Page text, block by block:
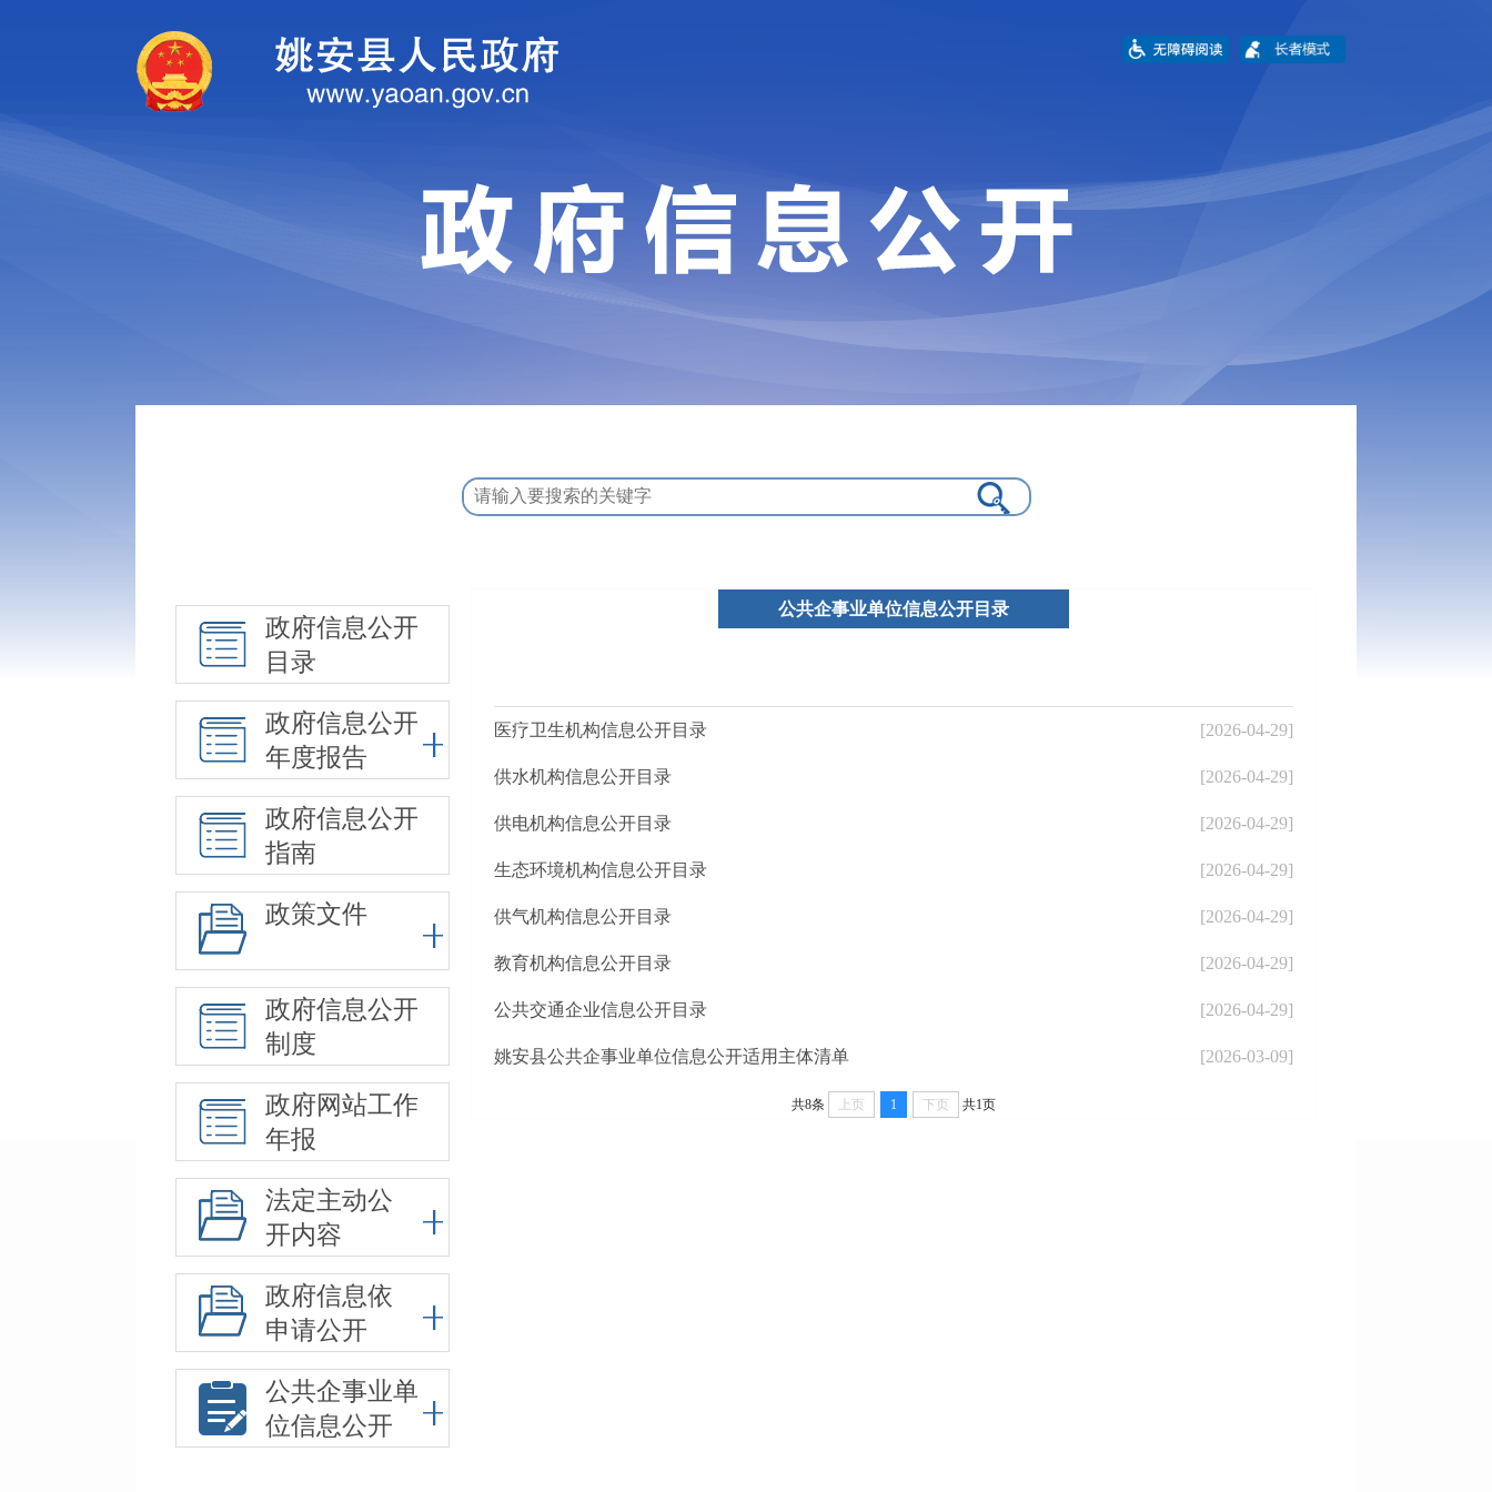
政府信息公开
目录
政府信息公开
年度报告
政府信息公开
指南
政策文件
政府信息公开
制度
政府网站工作
年报
法定主动公
开内容
政府信息依
申请公开
公共企事业单
位信息公开
公共企事业单位信息公开目录
医疗卫生机构信息公开目录 [2026-04-29]
供水机构信息公开目录 [2026-04-29]
供电机构信息公开目录 [2026-04-29]
生态环境机构信息公开目录 [2026-04-29]
供气机构信息公开目录 [2026-04-29]
教育机构信息公开目录 [2026-04-29]
公共交通企业信息公开目录 [2026-04-29]
姚安县公共企事业单位信息公开适用主体清单 [2026-03-09]
共8条 上页 1 下页 共1页